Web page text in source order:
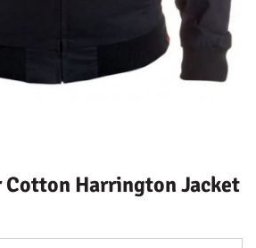
Cotton Harrington Jacket